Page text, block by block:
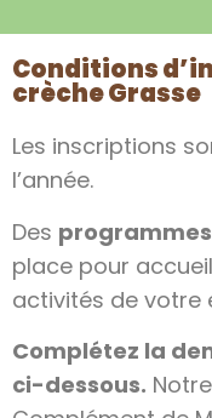
Conditions
crèche Grasse
Les inscriptions
l’année.
Des
place pour
activités de votre
Complétez la
ci-dessous.